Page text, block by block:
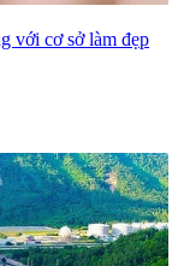
với cơ sở làm đẹp